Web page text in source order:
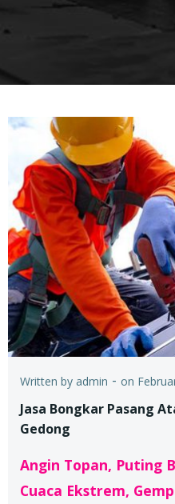
Written by admin - on
Jasa Bongkar Pasang
Gedong
Angin Topan, Puting
Cuaca Ekstrem,